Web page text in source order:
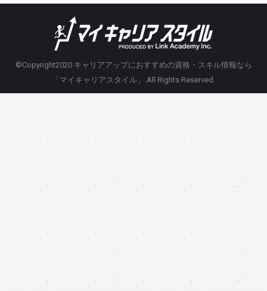
©Copyright2020 キャリアアップにおすすめの資格・スキル情報なら
「マイキャリアスタイル」
.All Rights Reserved.